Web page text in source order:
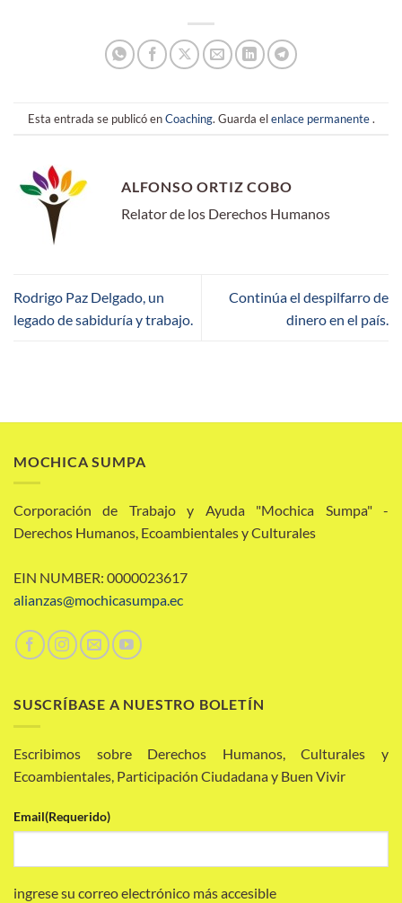
Esta entrada se publicó enCoaching. Guarda elenlace permanente.
ALFONSO ORTIZ COBO
Relator de los Derechos Humanos
Rodrigo Paz Delgado, un
legado de sabiduría y trabajo.
Continúa el despilfarro de
dinero en el país.
MOCHICA SUMPA
Corporación de Trabajo y Ayuda "Mochica Sumpa" -
Derechos Humanos, Ecoambientales y Culturales
EIN NUMBER: 0000023617
alianzas@mochicasumpa.ec
SUSCRÍBASE A NUESTRO BOLETÍN
Escribimos sobre Derechos Humanos, Culturales y
Ecoambientales, Participación Ciudadana y Buen Vivir
Email(Requerido)
ingrese su correo electrónico más accesible